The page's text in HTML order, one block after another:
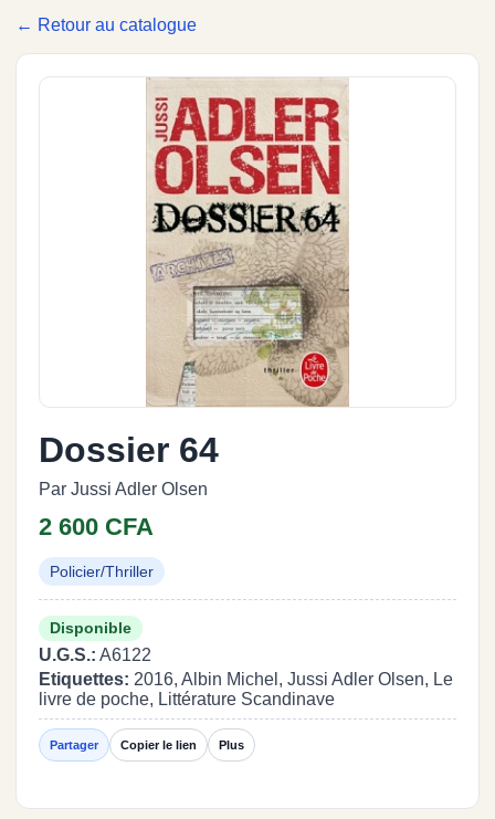
← Retour au catalogue
Dossier 64
Par Jussi Adler Olsen
2 600 CFA
Policier/Thriller
Disponible
U.G.S.: A6122
Etiquettes: 2016, Albin Michel, Jussi Adler Olsen, Le
livre de poche, Littérature Scandinave
Partager Copier le lien Plus